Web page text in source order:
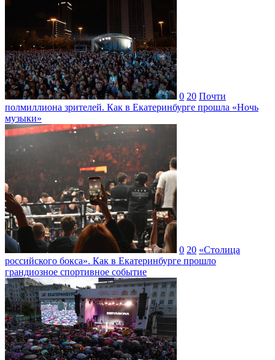
0 20 Почти
полмиллиона зрителей. Как в Екатеринбурге прошла «Ночь
музыки»
0 20 «Столица
российского бокса». Как в Екатеринбурге прошло
грандиозное спортивное событие